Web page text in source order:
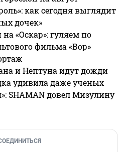
как сегодня выглядит
дочек»
«Оскар»: гуляем по
фильма «Вор»
и Нептуна идут дожди
удивила даже ученых
SHAMAN довел Мизулину